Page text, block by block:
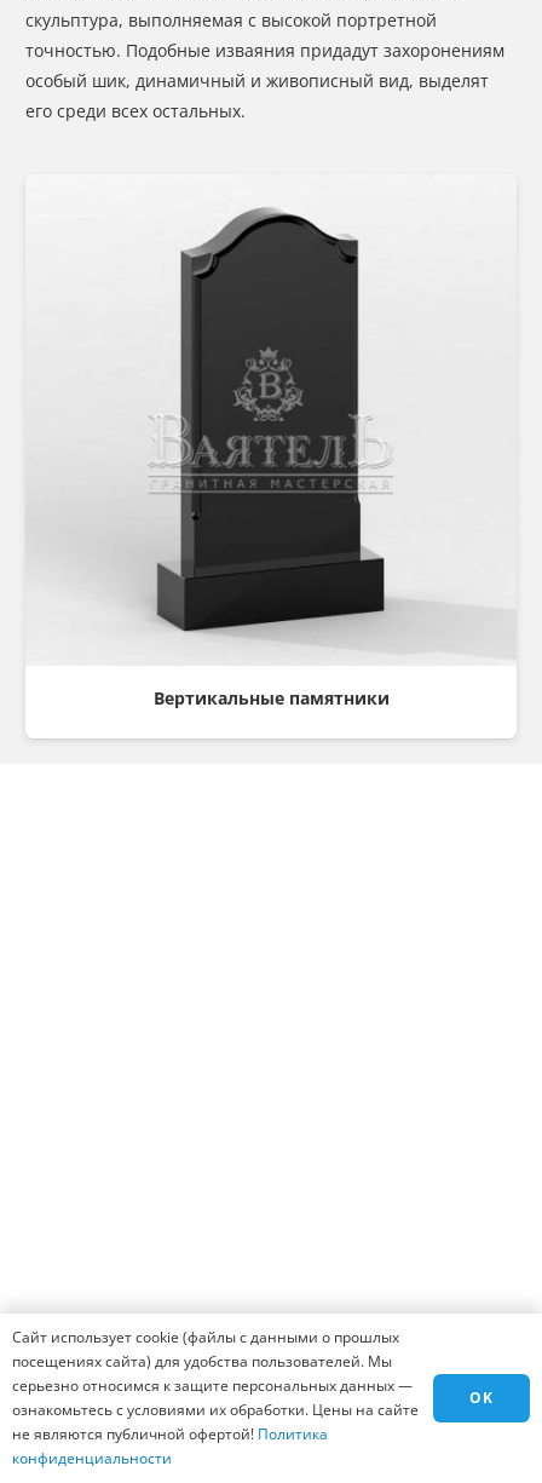
скульптура, выполняемая с высокой портретной
точностью. Подобные изваяния придадут захоронениям
особый шик, динамичный и живописный вид, выделят
его среди всех остальных.
Вертикальные памятники
Сайт использует cookie (файлы с данными о прошлых
посещениях сайта) для удобства пользователей. Мы
серьезно относимся к защите персональных данных —
ознакомьтесь с условиями их обработки. Цены на сайте
не являются публичной офертой! Политика
конфиденциальности
OK